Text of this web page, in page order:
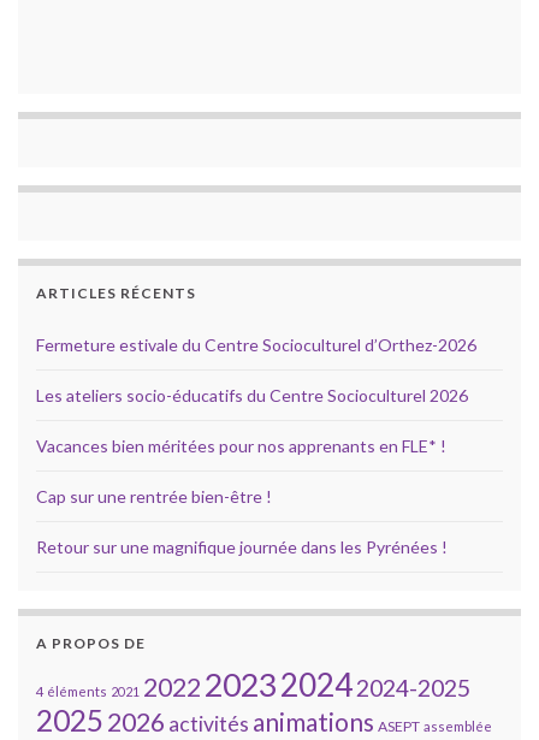
ARTICLES RÉCENTS
Fermeture estivale du Centre Socioculturel d’Orthez-2026
Les ateliers socio-éducatifs du Centre Socioculturel 2026
Vacances bien méritées pour nos apprenants en FLE* !
Cap sur une rentrée bien-être !
Retour sur une magnifique journée dans les Pyrénées !
A PROPOS DE
4 éléments 2021 2022202320242024-2025
20252026 activités animations ASEPT assemblée